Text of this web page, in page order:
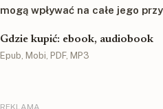
mogą wpływać na całe jego
Gdzie kupić: ebook, audiobook
Epub, Mobi, PDF, MP3